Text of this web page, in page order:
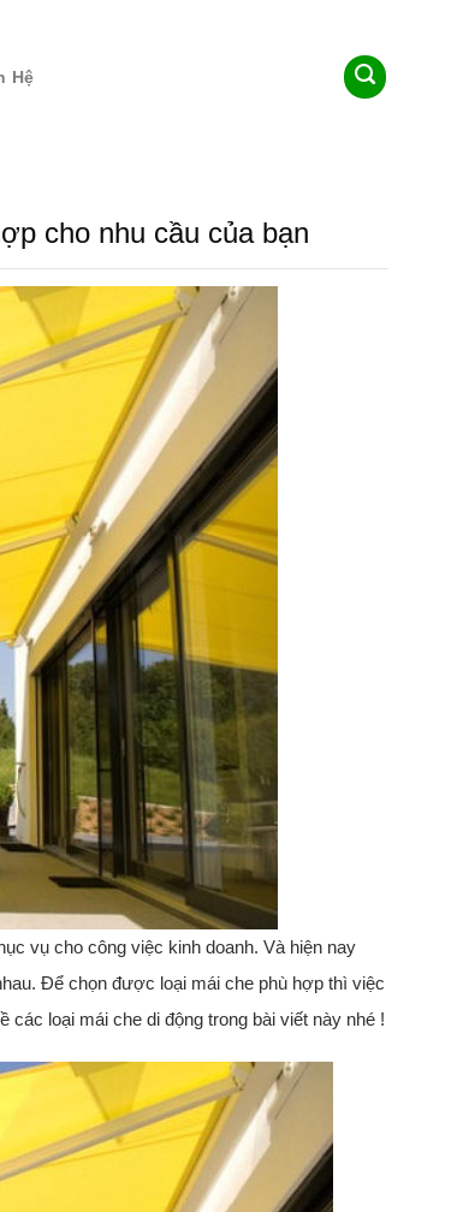
Hệ
cho nhu cầu của bạn
vụ cho công việc kinh doanh. Và hiện nay
Để chọn được loại mái che phù hợp thì việc
loại mái che di động trong bài viết này nhé !